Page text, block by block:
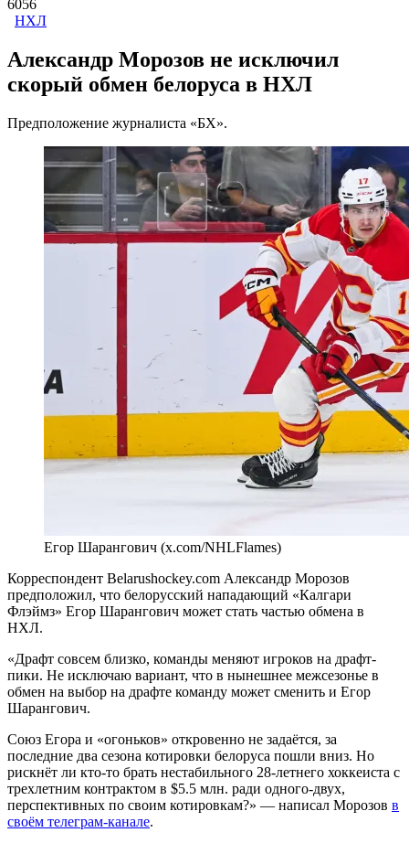
6056
НХЛ
Александр Морозов не исключил
скорый обмен белоруса в НХЛ
Предположение журналиста «БХ».
Егор Шарангович (x.com/NHLFlames)
Корреспондент Belarushockey.com Александр Морозов
предположил, что белорусский нападающий «Калгари
Флэймз» Егор Шарангович может стать частью обмена в
НХЛ.
«Драфт совсем близко, команды меняют игроков на драфт-
пики. Не исключаю вариант, что в нынешнее межсезонье в
обмен на выбор на драфте команду может сменить и Егор
Шарангович.
Союз Егора и «огоньков» откровенно не задаётся, за
последние два сезона котировки белоруса пошли вниз. Но
рискнёт ли кто-то брать нестабильного 28-летнего хоккеиста с
трехлетним контрактом в $5.5 млн. ради одного-двух,
перспективных по своим котировкам?» — написал Морозов в
своём телеграм-канале.